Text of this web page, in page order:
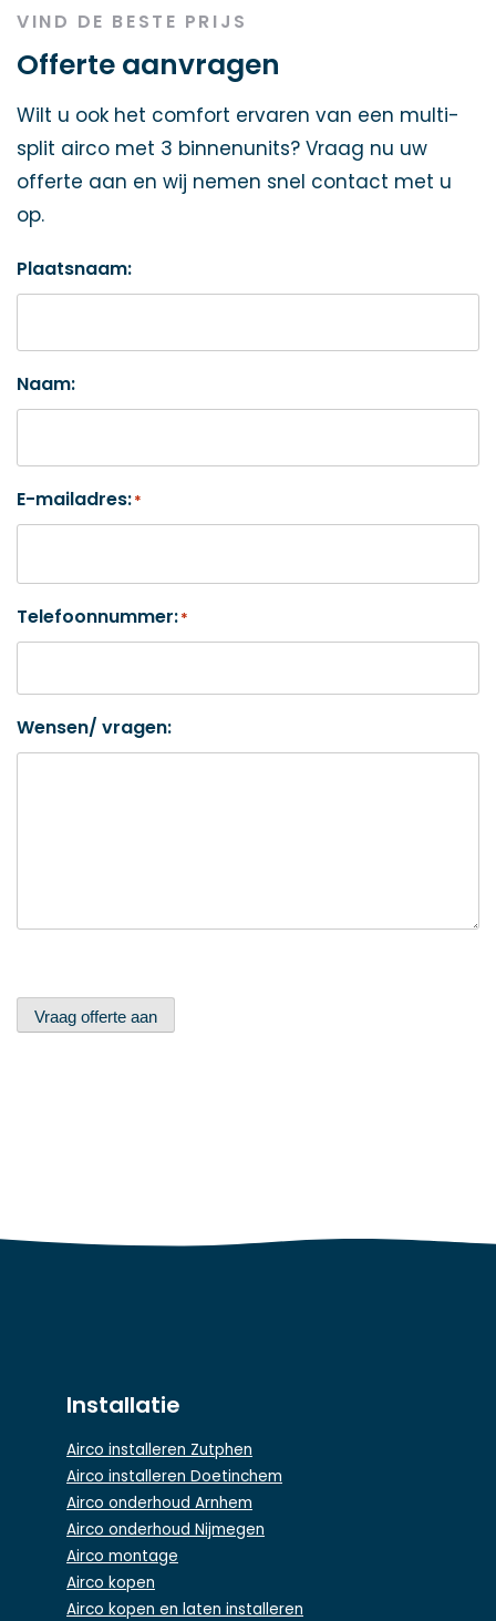
VIND DE BESTE PRIJS
Offerte aanvragen
Wilt u ook het comfort ervaren van een multi-
split airco met 3 binnenunits? Vraag nu uw
offerte aan en wij nemen snel contact met u
op.
Plaatsnaam:
Naam:
E-mailadres:*
Telefoonnummer:*
Wensen/ vragen:
Vraag offerte aan
Installatie
Airco installeren Zutphen
Airco installeren Doetinchem
Airco onderhoud Arnhem
Airco onderhoud Nijmegen
Airco montage
Airco kopen
Airco kopen en laten installeren